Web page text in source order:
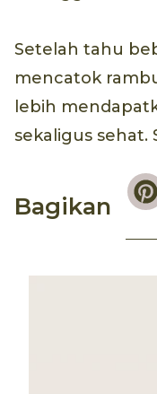
Setelah tahu
mencatok
lebih
sekaligus sehat.
Bagikan